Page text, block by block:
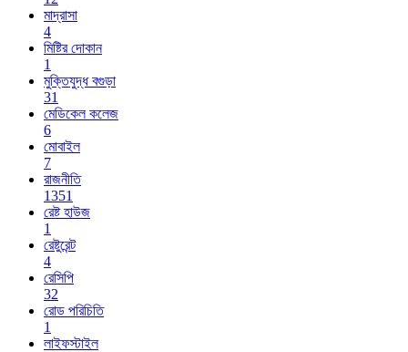
মাদ্রাসা
4
মিষ্টির দোকান
1
মুক্তিযুদ্ধ বগুড়া
31
মেডিকেল কলেজ
6
মোবাইল
7
রাজনীতি
1351
রেষ্ট হাউজ
1
রেষ্টুরেন্ট
4
রেসিপি
32
রোড পরিচিতি
1
লাইফস্টাইল